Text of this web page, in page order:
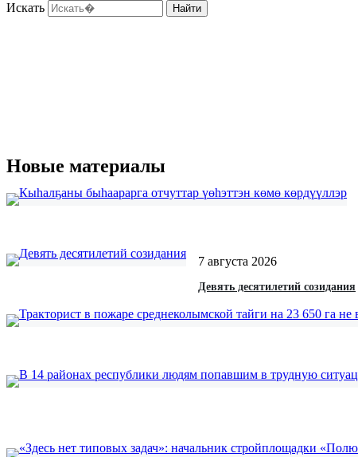
Искать Найти
Новые материалы
7 августа 2026
Девять десятилетий созидания